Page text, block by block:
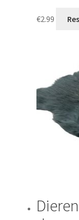
€2.99